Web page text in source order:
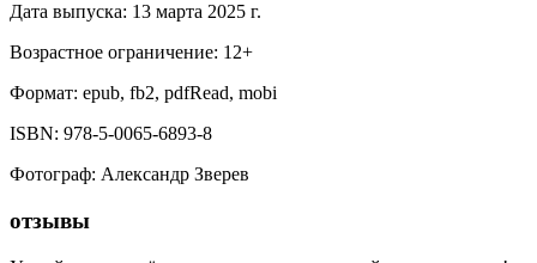
Дата выпуска: 13 марта 2025 г.
Возрастное ограничение: 12+
Формат: epub, fb2, pdfRead, mobi
ISBN: 978-5-0065-6893-8
Фотограф: Александр Зверев
отзывы